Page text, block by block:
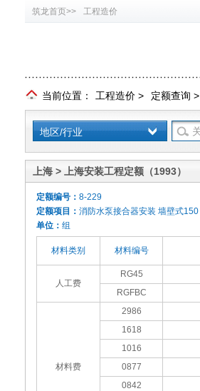
筑龙首页>> 工程造价
当前位置： 工程造价 > 定额查询 >
地区/行业
上海 > 上海安装工程定额（1993）
定额编号： 8-229
定额项目： 消防水泵接合器安装 墙壁式150
单位： 组
材料类别 材料编号
人工费
RG45
RGFBC
材料费
2986
1618
1016
0877
0842